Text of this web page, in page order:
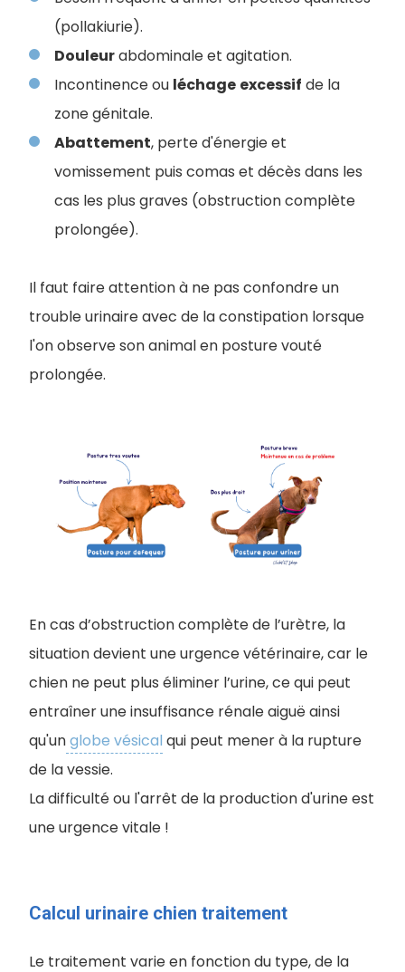
(pollakiurie).
Douleurabdominale et agitation.
Incontinence ou léchage excessif de la
zone génitale.
Abattement, perte d'énergie et
vomissement puis comas et décès dans les
cas les plus graves (obstruction complète
prolongée).
Il faut faire attention à ne pas confondre un
trouble urinaire avec de la constipation lorsque
l'on observe son animal en posture vouté
prolongée.
En cas d’obstruction complète de l’urètre, la
situation devient une urgence vétérinaire, car le
chien ne peut plus éliminer l’urine, ce qui peut
entraîner une insuffisance rénale aiguë ainsi
qu'unglobe vésical qui peut mener à la rupture
de la vessie.
La difficulté ou l'arrêt de la production d'urine est
une urgence vitale !
Calcul urinaire chien traitement
Le traitement varie en fonction du type, de la